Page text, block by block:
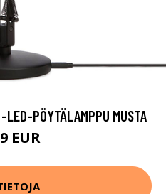
PÖYTÄLAMPPU MUSTA
EUR